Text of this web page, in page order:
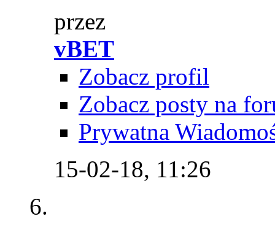
przez
vBET
Zobacz profil
Zobacz posty na
Prywatna
15-02-18, 11:26